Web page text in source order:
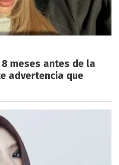
meses antes de la
advertencia que